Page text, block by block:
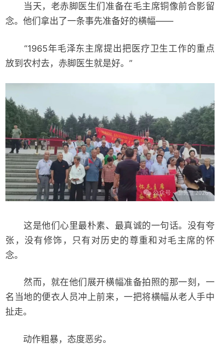
当天，老赤脚医生们准备在毛主席铜像前合影留
念。他们拿出了一条事先准备好的横幅——
“1965年毛泽东主席提出把医疗卫生工作的重点
放到农村去，赤脚医生就是好。”
这是他们心里最朴素、最真诚的一句话。没有夸
张，没有修饰，只有对历史的尊重和对毛主席的怀
念。
然而，就在他们展开横幅准备拍照的那一刻，一
名当地的便衣人员冲上前来，一把将横幅从老人手中
扯走。
动作粗暴，态度恶劣。